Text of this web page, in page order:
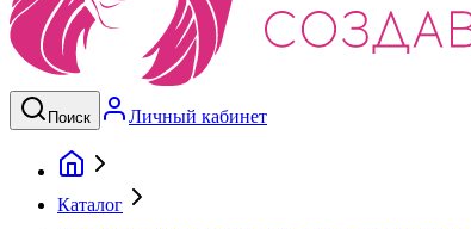
Поиск Личный кабинет
Каталог